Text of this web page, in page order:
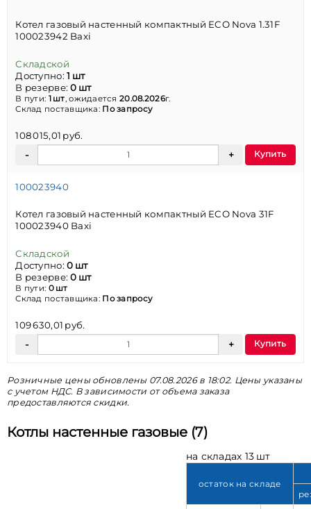
Котел газовый настенный компактный ECO Nova 1.31F
100023942 Baxi
Складской
Доступно:1 шт
В резерве:0 шт
В пути: 1 шт , ожидается20.08.2026г.
Склад поставщика: По запросу
108 015,01 руб.
Купить
100023940
Котел газовый настенный компактный ECO Nova 31F
100023940 Baxi
Складской
Доступно:0 шт
В резерве:0 шт
В пути: 0 шт
Склад поставщика: По запросу
109 630,01 руб.
Купить
Розничные цены обновлены 07.08.2026 в 18:02. Цены указаны
с учетом НДС. В зависимости от объема заказа
предоставляются скидки.
Котлы настенные газовые (7)
на складах 13 шт
остаток на складе